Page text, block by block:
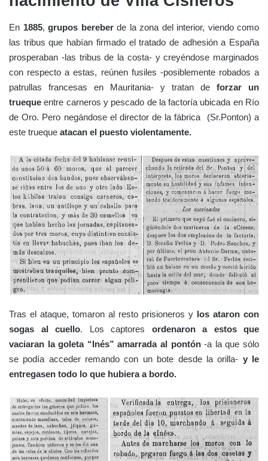
En 1885, grupos bereberde la zona del interior, viendo como
las tribus que habían firmado el tratado de adhesión a España
prosperaban -las tribus de la costa- y creyéndose marginados
con respecto a estas, reúnen fusiles -posiblemente robados a
patrullas francesas en Mauritania- y tratan de forzar un
trueque entre carneros y pescado de la factoría ubicada en Río
de Oro. Pero negándose el director de la fábrica (Sr.Ponton) a
este trueque atacan el puesto violentamente.
Tras el ataque, tomaron al resto prisioneros y los ataron con
sogas al cuello. Los captores ordenaron a estos que
vaciaran la goleta “Inés” amarrada al pontón-a la que sólo
se podía acceder remando con un bote desde la orilla- y le
entregasen todo lo que hubiera a bordo.